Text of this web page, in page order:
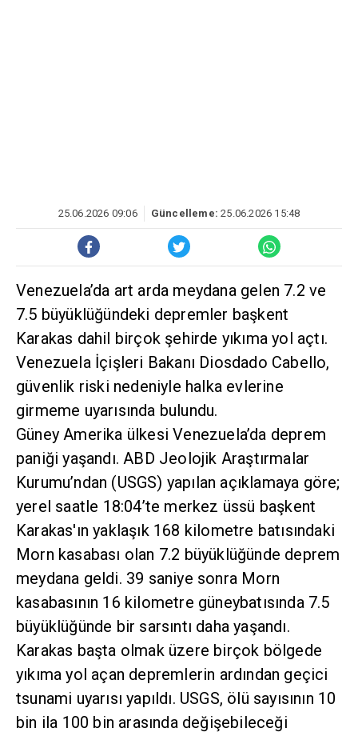
25.06.2026 09:06 Güncelleme: 25.06.2026 15:48
Venezuela’da art arda meydana gelen 7.2 ve
7.5 büyüklüğündeki depremler başkent
Karakas dahil birçok şehirde yıkıma yol açtı.
Venezuela İçişleri Bakanı Diosdado Cabello,
güvenlik riski nedeniyle halka evlerine
girmeme uyarısında bulundu.
Güney Amerika ülkesi Venezuela’da deprem
paniği yaşandı. ABD Jeolojik Araştırmalar
Kurumu’ndan (USGS) yapılan açıklamaya göre;
yerel saatle 18:04’te merkez üssü başkent
Karakas'ın yaklaşık 168 kilometre batısındaki
Morn kasabası olan 7.2 büyüklüğünde deprem
meydana geldi. 39 saniye sonra Morn
kasabasının 16 kilometre güneybatısında 7.5
büyüklüğünde bir sarsıntı daha yaşandı.
Karakas başta olmak üzere birçok bölgede
yıkıma yol açan depremlerin ardından geçici
tsunami uyarısı yapıldı. USGS, ölü sayısının 10
bin ila 100 bin arasında değişebileceği